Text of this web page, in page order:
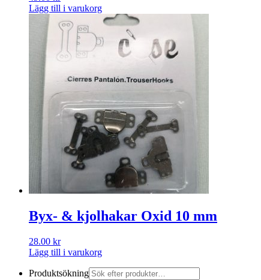
Lägg till i varukorg
Byx- & kjolhakar Oxid 10 mm
28.00 kr
Lägg till i varukorg
Produktsökning